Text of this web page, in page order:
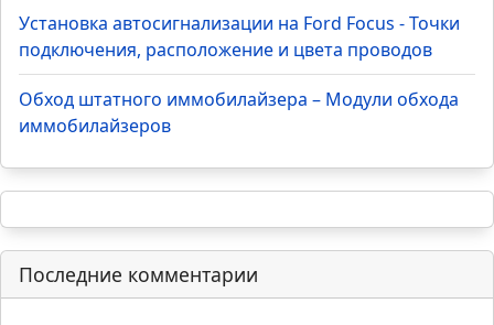
Установка автосигнализации на Ford Focus - Точки
подключения, расположение и цвета проводов
Обход штатного иммобилайзера – Модули обхода
иммобилайзеров
Последние комментарии